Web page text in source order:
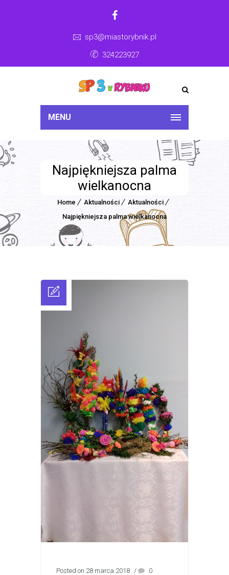
sp3@miastorybnik.pl
324223927
MENU
Najpiękniejsza palma
wielkanocna
Home Aktualności
Aktualności
Najpiękniejsza palma wielkanocna
Posted on 28 marca 2018 /
0